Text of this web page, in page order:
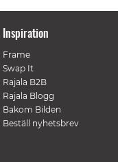
Inspiration
Frame
Swap It
Rajala B2B
Rajala Blogg
Bakom Bilden
Beställ nyhetsbrev